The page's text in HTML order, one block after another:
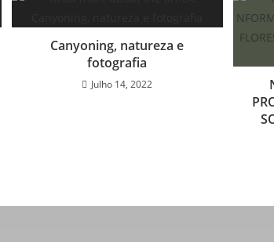
Canyoning, natureza e
fotografia
Julho 14, 2022